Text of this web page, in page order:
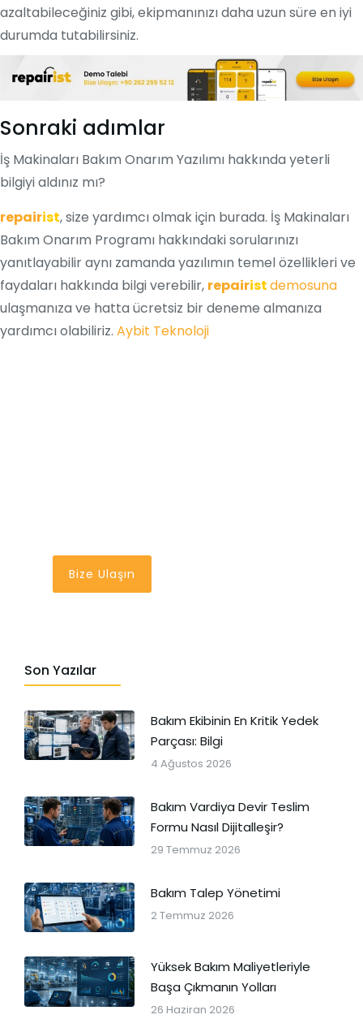
azaltabileceğiniz gibi, ekipmanınızı daha uzun süre en iyi
durumda tutabilirsiniz.
Sonraki adımlar
İş Makinaları Bakım Onarım Yazılımı hakkında yeterli
bilgiyi aldınız mı?
repairist, size yardımcı olmak için burada. İş Makinaları
Bakım Onarım Programı hakkındaki sorularınızı
yanıtlayabilir aynı zamanda yazılımın temel özellikleri ve
faydaları hakkında bilgi verebilir, repairistdemosuna
ulaşmanıza ve hatta ücretsiz bir deneme almanıza
yardımcı olabiliriz. Aybit Teknoloji
Bize Ulaşın
Son Yazılar
Bakım Ekibinin En Kritik Yedek
Parçası: Bilgi
4 Ağustos 2026
Bakım Vardiya Devir Teslim
Formu Nasıl Dijitalleşir?
29 Temmuz 2026
Bakım Talep Yönetimi
2 Temmuz 2026
Yüksek Bakım Maliyetleriyle
Başa Çıkmanın Yolları
26 Haziran 2026